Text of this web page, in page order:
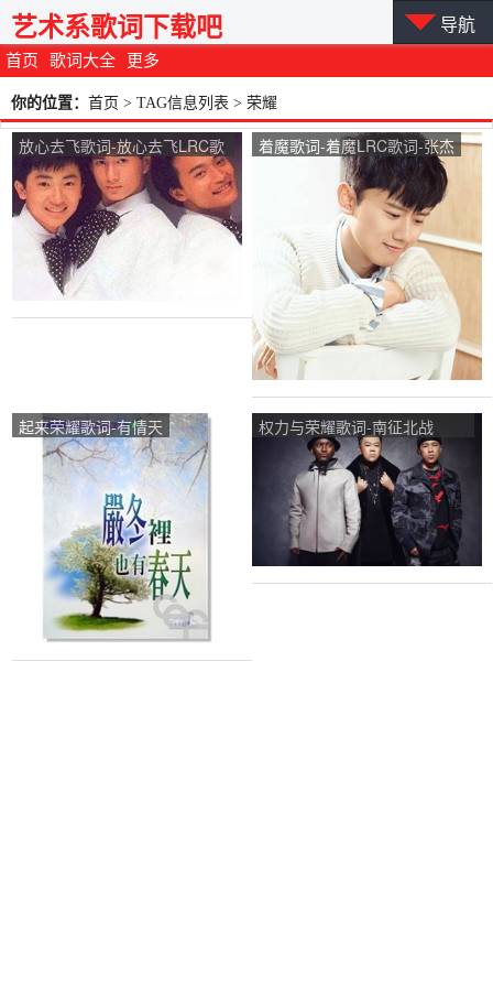
首页 歌词大全 更多
艺术系歌词下载吧 导航
你的位置： 首页 > TAG信息列表 > 荣耀
放心去飞歌词-放心去飞LRC歌
词-小虎队
着魔歌词-着魔LRC歌词-张杰
起来荣耀歌词-有情天
权力与荣耀歌词-南征北战